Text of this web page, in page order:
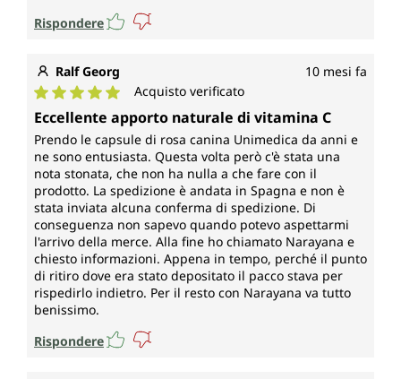
Rispondere
Ralf Georg 10 mesi fa
Valutazione media di 5 su 5 stelle
Acquisto verificato
Eccellente apporto naturale di vitamina C
Prendo le capsule di rosa canina Unimedica da anni e
ne sono entusiasta. Questa volta però c'è stata una
nota stonata, che non ha nulla a che fare con il
prodotto. La spedizione è andata in Spagna e non è
stata inviata alcuna conferma di spedizione. Di
conseguenza non sapevo quando potevo aspettarmi
l'arrivo della merce. Alla fine ho chiamato Narayana e
chiesto informazioni. Appena in tempo, perché il punto
di ritiro dove era stato depositato il pacco stava per
rispedirlo indietro. Per il resto con Narayana va tutto
benissimo.
Rispondere